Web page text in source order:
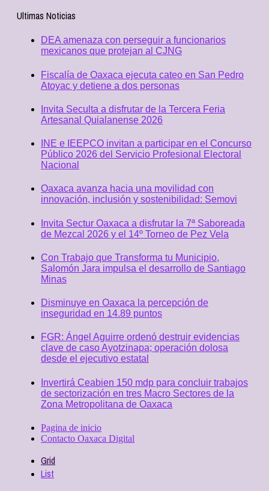
Ultimas Noticias
DEA amenaza con perseguir a funcionarios
mexicanos que protejan al CJNG
Fiscalía de Oaxaca ejecuta cateo en San Pedro
Atoyac y detiene a dos personas
Invita Seculta a disfrutar de la Tercera Feria
Artesanal Quialanense 2026
INE e IEEPCO invitan a participar en el Concurso
Público 2026 del Servicio Profesional Electoral
Nacional
Oaxaca avanza hacia una movilidad con
innovación, inclusión y sostenibilidad: Semovi
Invita Sectur Oaxaca a disfrutar la 7ª Saboreada
de Mezcal 2026 y el 14º Torneo de Pez Vela
Con Trabajo que Transforma tu Municipio,
Salomón Jara impulsa el desarrollo de Santiago
Minas
Disminuye en Oaxaca la percepción de
inseguridad en 14.89 puntos
FGR: Ángel Aguirre ordenó destruir evidencias
clave de caso Ayotzinapa; operación dolosa
desde el ejecutivo estatal
Invertirá Ceabien 150 mdp para concluir trabajos
de sectorización en tres Macro Sectores de la
Zona Metropolitana de Oaxaca
Pagina de inicio
Contacto Oaxaca Digital
Grid
List